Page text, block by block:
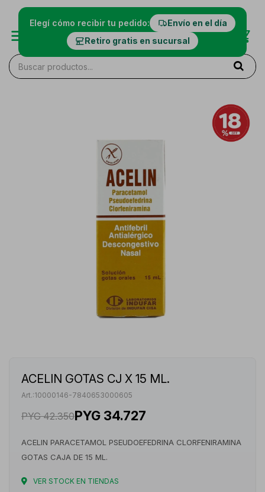
Elegí cómo recibir tu pedido:
Envío en el día
Retiro gratis en sucursal
ACELIN GOTAS CJ X 15 ML.
10000146-7840653000605
PYG 42.350PYG 34.727
ACELIN PARACETAMOL PSEUDOEFEDRINA CLORFENIRAMINA
GOTAS CAJA DE 15 ML.
VER STOCK EN TIENDAS